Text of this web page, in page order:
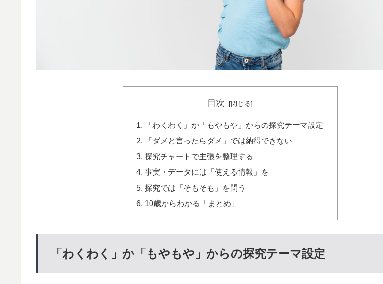
目次
「わくわく」か「もやもや」からの探究テーマ設定
「ダメと言ったらダメ」では納得できない
探究チャートで主張を整理する
事実・データには「使える情報」を
探究では「そもそも」を問う
10歳からわかる「まとめ」
「わくわく」か「もやもや」からの探究テーマ設定